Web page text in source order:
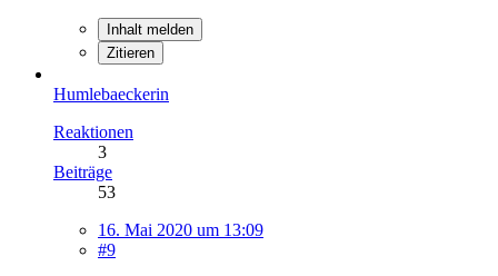
Inhalt melden
Zitieren
Humlebaeckerin
Reaktionen
3
Beiträge
53
16. Mai 2020 um 13:09
#9